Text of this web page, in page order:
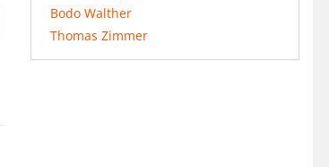
Bodo Walther
Thomas Zimmer